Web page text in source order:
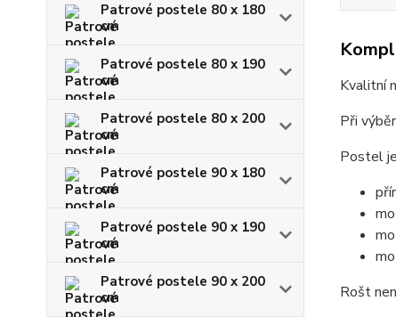
Patrové postele 80 x 180
cm
Patrové postele 80 x 190
cm
Patrové postele 80 x 200
cm
Patrové postele 90 x 180
cm
Patrové postele 90 x 190
cm
Patrové postele 90 x 200
cm
Kvalitní
Při
Postel
Rošt